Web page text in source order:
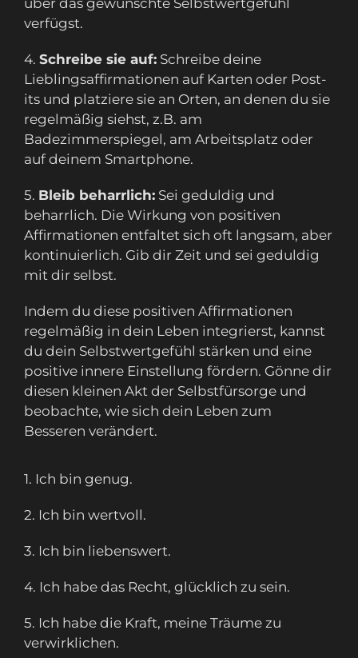
über das gewünschte Selbstwertgefühl
verfügst.
4. Schreibe sie auf: Schreibe deine
Lieblingsaffirmationen auf Karten oder Post-
its und platziere sie an Orten, an denen du sie
regelmäßig siehst, z.B. am
Badezimmerspiegel, am Arbeitsplatz oder
auf deinem Smartphone.
5. Bleib beharrlich: Sei geduldig und
beharrlich. Die Wirkung von positiven
Affirmationen entfaltet sich oft langsam, aber
kontinuierlich. Gib dir Zeit und sei geduldig
mit dir selbst.
Indem du diese positiven Affirmationen
regelmäßig in dein Leben integrierst, kannst
du dein Selbstwertgefühl stärken und eine
positive innere Einstellung fördern. Gönne dir
diesen kleinen Akt der Selbstfürsorge und
beobachte, wie sich dein Leben zum
Besseren verändert.
1. Ich bin genug.
2. Ich bin wertvoll.
3. Ich bin liebenswert.
4. Ich habe das Recht, glücklich zu sein.
5. Ich habe die Kraft, meine Träume zu
verwirklichen.